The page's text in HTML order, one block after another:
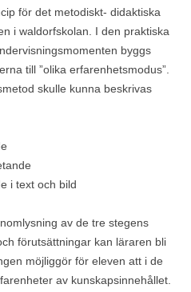
för det metodiskt- didaktiska
i waldorfskolan. I den praktiska
byggs
till ”olika erfarenhetsmodus”.
skulle kunna beskrivas
i text och bild
av de tre stegens
förutsättningar kan läraren bli
möjliggör för eleven att i de
av kunskapsinnehållet.